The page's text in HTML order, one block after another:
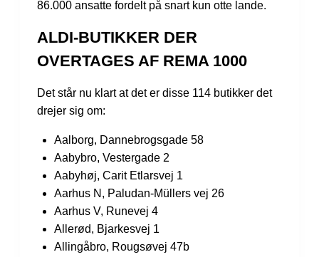
86.000 ansatte fordelt på snart kun otte lande.
ALDI-BUTIKKER DER
OVERTAGES AF REMA 1000
Det står nu klart at det er disse 114 butikker det
drejer sig om:
Aalborg, Dannebrogsgade 58
Aabybro, Vestergade 2
Aabyhøj, Carit Etlarsvej 1
Aarhus N, Paludan-Müllers vej 26
Aarhus V, Runevej 4
Allerød, Bjarkesvej 1
Allingåbro, Rougsøvej 47b